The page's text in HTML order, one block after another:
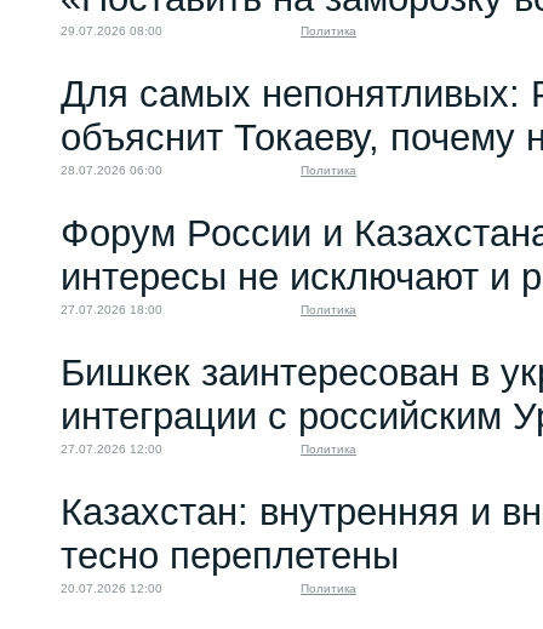
попытка...
14.06.2023 18:00
29.07.2026 08:00 Политика
Для самых непонятливых:
объяснит Токаеву,
28.07.2026 06:00 Политика
Форум России и
интересы не исключают и
27.07.2026 18:00 Политика
Бишкек заинтересован в
интеграции с российским
27.07.2026 12:00 Политика
Казахстан: внутренняя и
тесно переплетены
20.07.2026 12:00 Политика